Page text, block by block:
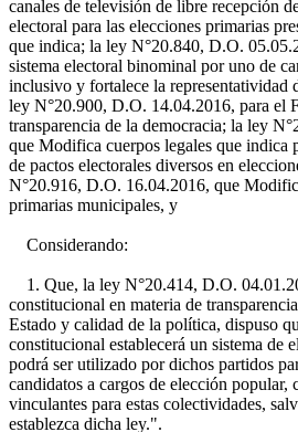
canales de televisión de libre recepción
electoral para las elecciones primarias
que indica; la ley N°20.840, D.O.
sistema electoral binominal por uno de
inclusivo y fortalece la representatividad
ley N°20.900, D.O. 14.04.2016, para el
transparencia de la democracia; la ley
que Modifica cuerpos legales que indica
de pactos electorales diversos en
N°20.916, D.O. 16.04.2016, que
primarias municipales, y
Considerando:
1. Que, la ley N°20.414, D.O.
constitucional en materia de
Estado y calidad de la política, dispuso
constitucional establecerá un sistema de
podrá ser utilizado por dichos partidos
candidatos a cargos de elección popular,
vinculantes para estas colectividades,
establezca dicha ley.".